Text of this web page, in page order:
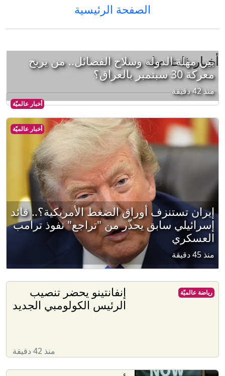
الصفحة الرئيسية
أخبار ذات صلة
أخبار عالميّة
بين مهلة الدولة وسلاح الفصائل.. من يربح
معركة 30 سبتمبر بالعراق؟
منذ 42 دقيقة
أخبار عالميّة
إيران تستنزف أوراق الضغط الأمريكية؟.. قائد
إسرائيلي سابق يحذّر من "تراجع" نفوذ ترامب
العسكري
منذ 45 دقيقة
إنفانتينو يحضر تنصيب
الرئيس الكولومبي الجديد
منذ 42 دقيقة
رياضة عالميّة